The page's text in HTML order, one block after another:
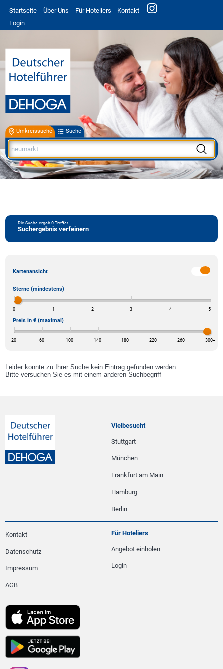
Startseite Über Uns Für Hoteliers
Kontakt
Login
Umkreissuche Suche
Leider konnte zu Ihrer Suche kein Eintrag gefunden werden.
Bitte versuchen Sie es mit einem anderen Suchbegriff
Die Suche ergab0Treffer
Suchergebnis verfeinern
Kartenansicht
Sterne (mindestens)
0 1 2 3 4 5
Preis in € (maximal)
20 60 100 140 180 220 260 300+
Vielbesucht
Stuttgart
München
Frankfurt am Main
Hamburg
Berlin
Kontakt
Datenschutz
Impressum
AGB
Für Hoteliers
Angebot einholen
Login